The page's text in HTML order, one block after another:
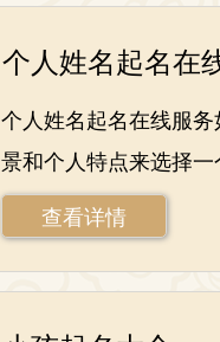
个人姓名起名在
个人姓名起名在线服
景和个人特点来选择
查看详情